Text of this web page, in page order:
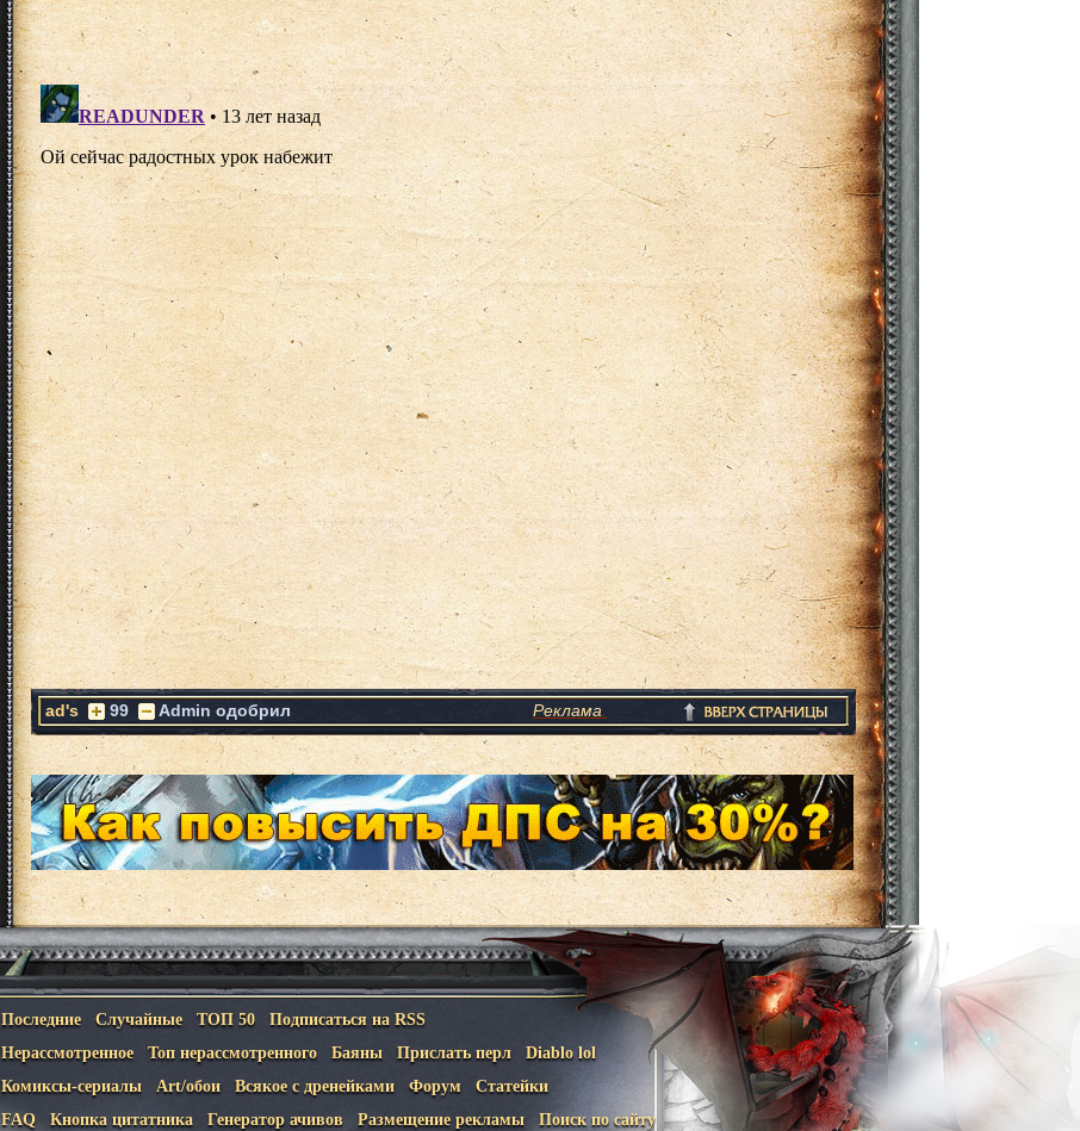
ad's 99 Admin одобрил Реклама
Последние Случайные ТОП 50
Подписаться на RSS
Нерассмотренное Топ нерассмотренного Баяны Прислать перл
Diablo lol
Комиксы-сериалы Art/обои Всякое с дренейками Форум
Статейки
FAQ Кнопка цитатника Генератор ачивов Размещение рекламы Поиск по сайту